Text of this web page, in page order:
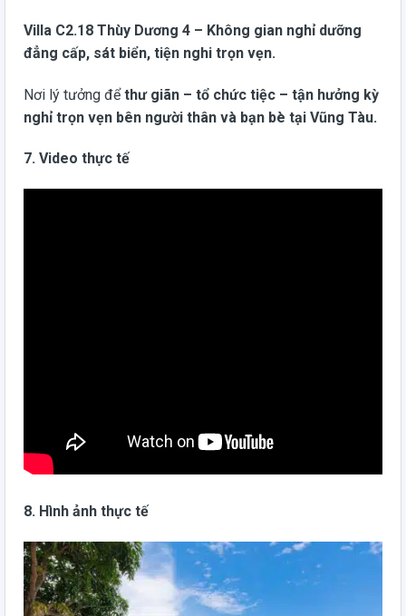
Villa C2.18 Thùy Dương 4 – Không gian nghỉ dưỡng
đẳng cấp, sát biển, tiện nghi trọn vẹn.
Nơi lý tưởng đểthư giãn – tổ chức tiệc – tận hưởng kỳ
nghỉ trọn vẹn bên người thân và bạn bè tại Vũng Tàu.
7. Video thực tế
8. Hình ảnh thực tế